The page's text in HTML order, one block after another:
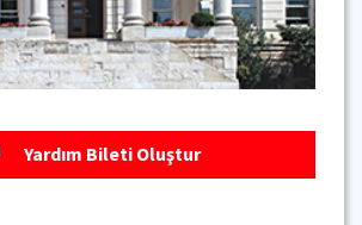
Yardım Bileti Oluştur